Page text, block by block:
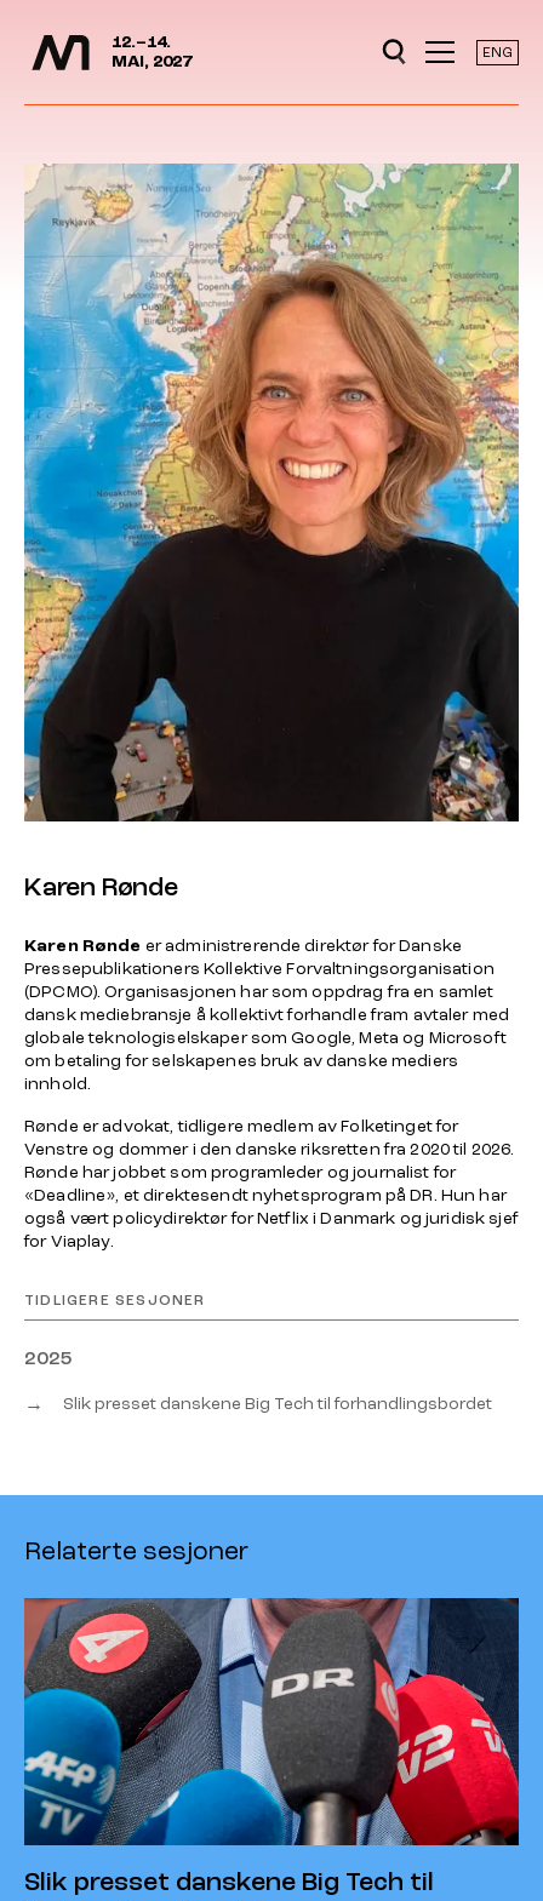
Hopp til hovedinnhold
12.–14.
MAI, 2027
ENG
Karen Rønde
Karen Rønde er administrerende direktør for Danske
Pressepublikationers Kollektive Forvaltningsorganisation
(DPCMO). Organisasjonen har som oppdrag fra en samlet
dansk mediebransje å kollektivt forhandle fram avtaler med
globale teknologiselskaper som Google, Meta og Microsoft
om betaling for selskapenes bruk av danske mediers
innhold.
Rønde er advokat, tidligere medlem av Folketinget for
Venstre og dommer i den danske riksretten fra 2020 til 2026.
Rønde har jobbet som programleder og journalist for
«Deadline», et direktesendt nyhetsprogram på DR. Hun har
også vært policydirektør for Netflix i Danmark og juridisk sjef
for Viaplay.
TIDLIGERE SESJONER
2025
→ Slik presset danskene Big Tech til forhandlingsbordet
Relaterte sesjoner
Slik presset danskene Big Tech til